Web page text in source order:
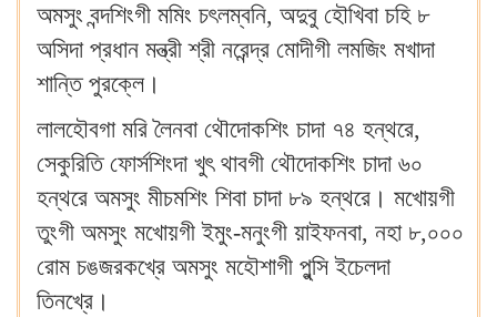
অমসুং বন্দশিংগী মমিং চৎলম্বনি, অদুবু হৌখিবা চহি ৮
অসিদা প্রধান মন্ত্রী শ্রী নরেন্দ্র মোদীগী লমজিং মখাদা
শান্তি পুরক্লে।
লালহৌবগা মরি লৈনবা থৌদোকশিং চাদা ৭৪ হন্থরে,
সেকুরিতি ফোর্সশিংদা খুৎ থাবগী থৌদোকশিং চাদা ৬০
হন্থরে অমসুং মীচমশিং শিবা চাদা ৮৯ হন্থরে। মখোয়গী
তুংগী অমসুং মখোয়গী ইমুং-মনুংগী য়াইফনবা, নহা ৮,০০০
রোম চঙজরকখ্রে অমসুং মহৌশাগী পুন্সি ইচেলদা
তিনখ্রে।